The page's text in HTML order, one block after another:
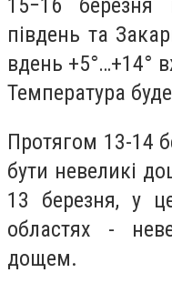
15−16
південь та
вдень +5°…+14°
Температура
Протягом 13-14
бути невеликі
13 березня, у
областях -
дощем.